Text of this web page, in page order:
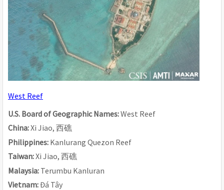
West Reef
U.S. Board of Geographic Names: West Reef
China: Xi Jiao, 西礁
Philippines: Kanlurang Quezon Reef
Taiwan: Xi Jiao, 西礁
Malaysia: Terumbu Kanluran
Vietnam: Đá Tây